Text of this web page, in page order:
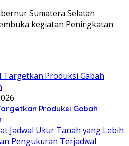
Sumatera Selatan
kegiatan Peningkatan
Produksi Gabah